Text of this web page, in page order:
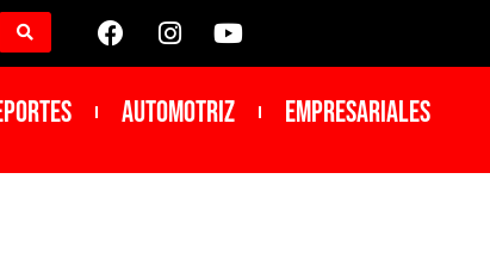
Automotriz Empresariales